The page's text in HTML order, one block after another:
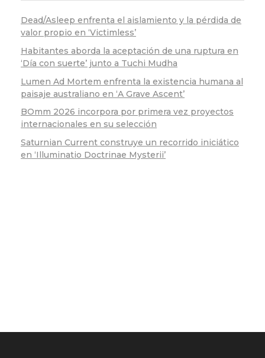
Dead/Asleep enfrenta el aislamiento y la pérdida de
valor propio en ‘Victimless’
Habitantes aborda la aceptación de una ruptura en
‘Día con suerte’ junto a Tuchi Mudha
Lumen Ad Mortem enfrenta la existencia humana al
paisaje australiano en ‘A Grave Ascent’
BOmm 2026 incorpora por primera vez proyectos
internacionales en su selección
Saturnian Current construye un recorrido iniciático
en ‘Illuminatio Doctrinae Mysterii’